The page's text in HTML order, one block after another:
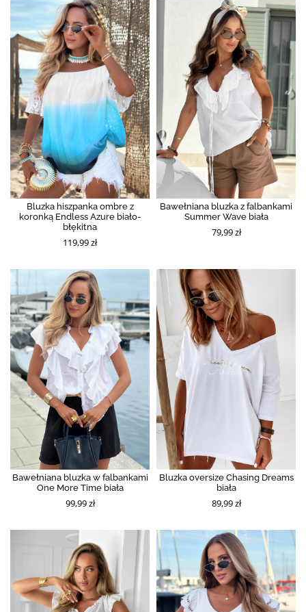
Bluzka hiszpanka ombre z
koronką Endless Azure biało-
błękitna
119,99 zł
Bawełniana bluzka z falbankami
Summer Wave biała
79,99 zł
Bawełniana bluzka w falbankami
One More Time biała
99,99 zł
Bluzka oversize Chasing Dreams
biała
89,99 zł